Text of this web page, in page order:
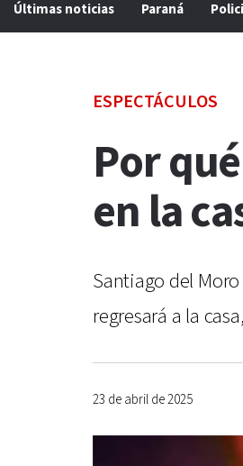
Últimas noticias Paraná
ESPECTÁCULOS
Por
en la
Santiago del
regresará a la
23 de abril de 2025